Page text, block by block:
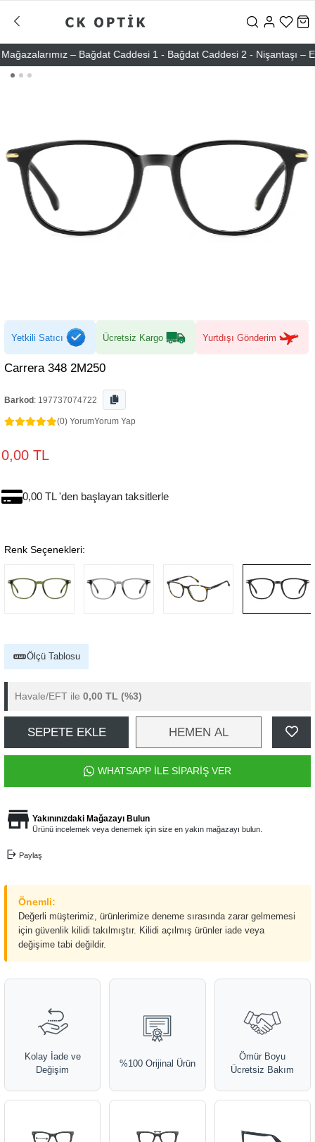
– Bağdat Caddesi 1 - Bağdat Caddesi 2 - Nişantaşı –
Yetkili Satıcı Ücretsiz Kargo Yurtdışı Gönderim
Carrera 348 2M250
Barkod : 197737074722
(0) YorumYorum Yap
0,00 TL
0,00 TL 'den başlayan taksitlerle
Renk Seçenekleri:
Ölçü Tablosu
Havale/EFT ile 0,00 TL (%3)
SEPETE EKLE HEMEN AL
WHATSAPP İLE SİPARİŞ VER
Yakınınızdaki Mağazayı Bulun
Ürünü incelemek veya denemek için size en yakın mağazayı bulun.
Paylaş
Önemli:
Değerli müşterimiz, ürünlerimize deneme sırasında zarar gelmemesi
için güvenlik kilidi takılmıştır. Kilidi açılmış ürünler iade veya
değişime tabi değildir.
Kolay İade ve
Değişim
%100 Orijinal Ürün
Ömür Boyu
Ücretsiz Bakım